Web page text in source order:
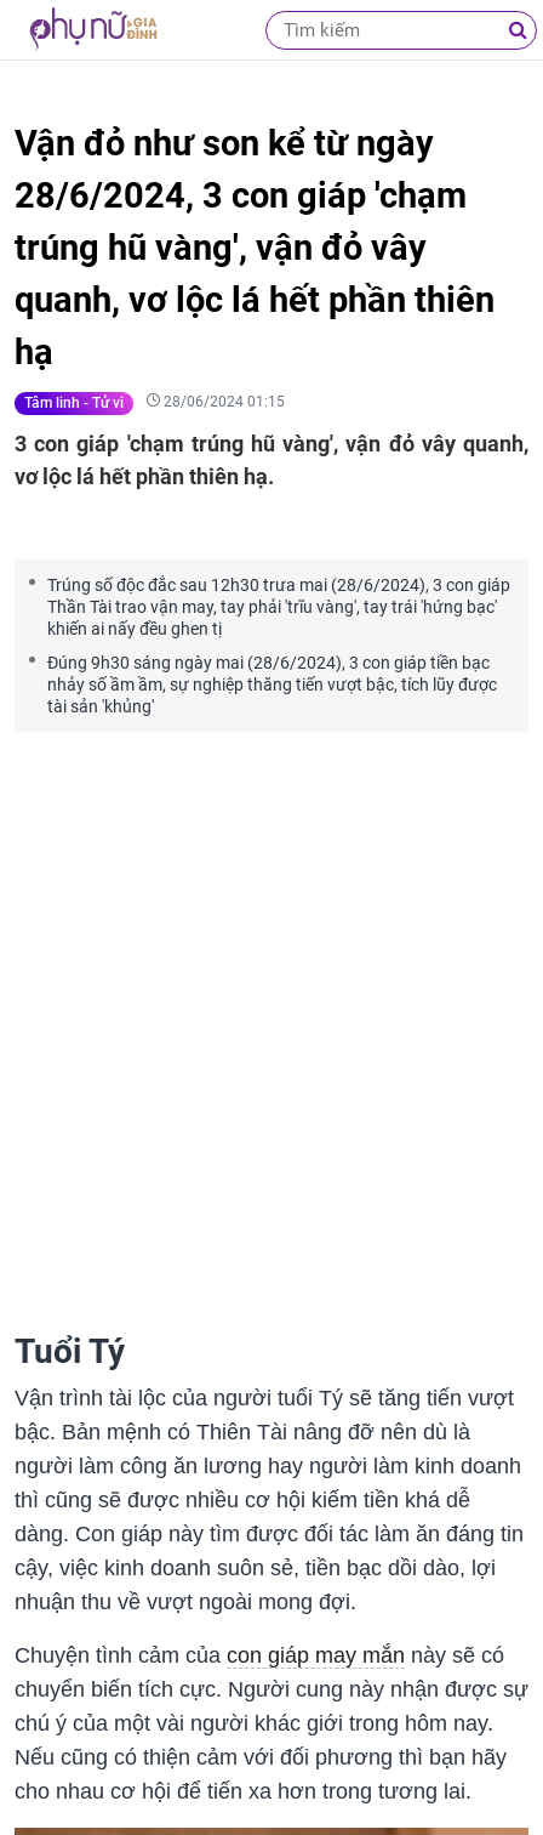
Vận đỏ như son kể từ ngày
28/6/2024, 3 con giáp 'chạm
trúng hũ vàng', vận đỏ vây
quanh, vơ lộc lá hết phần thiên
hạ
Tâm linh - Tử vi 28/06/2024 01:15
3 con giáp 'chạm trúng hũ vàng', vận đỏ vây quanh,
vơ lộc lá hết phần thiên hạ.
Trúng số độc đắc sau 12h30 trưa mai (28/6/2024), 3 con giáp
Thần Tài trao vận may, tay phải 'trĩu vàng', tay trái 'hứng bạc'
khiến ai nấy đều ghen tị
Đúng 9h30 sáng ngày mai (28/6/2024), 3 con giáp tiền bạc
nhảy số ầm ầm, sự nghiệp thăng tiến vượt bậc, tích lũy được
tài sản 'khủng'
Tuổi Tý
Vận trình tài lộc của người tuổi Tý sẽ tăng tiến vượt
bậc. Bản mệnh có Thiên Tài nâng đỡ nên dù là
người làm công ăn lương hay người làm kinh doanh
thì cũng sẽ được nhiều cơ hội kiếm tiền khá dễ
dàng. Con giáp này tìm được đối tác làm ăn đáng tin
cậy, việc kinh doanh suôn sẻ, tiền bạc dồi dào, lợi
nhuận thu về vượt ngoài mong đợi.
Chuyện tình cảm của con giáp may mắn này sẽ có
chuyển biến tích cực. Người cung này nhận được sự
chú ý của một vài người khác giới trong hôm nay.
Nếu cũng có thiện cảm với đối phương thì bạn hãy
cho nhau cơ hội để tiến xa hơn trong tương lai.